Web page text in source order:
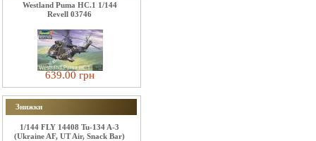
Westland Puma HC.1 1/144
Revell 03746
639.00 грн
Знижки
1/144 FLY 14408 Tu-134 A-3
(Ukraine AF, UT Air, Snack Bar)